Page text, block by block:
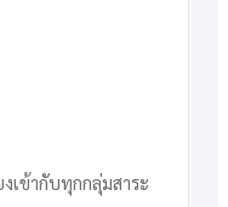
เข้ากับทุกกลุ่มสาระ